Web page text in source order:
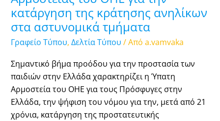
κατάργηση της κράτησης ανηλίκων
στα αστυνομικά τμήματα
Γραφείο Τύπου, Δελτία Τύπου / Από a.vamvaka
Σημαντικό βήμα προόδου για την προστασία των
παιδιών στην Ελλάδα χαρακτηρίζει η Ύπατη
Αρμοστεία του ΟΗΕ για τους Πρόσφυγες στην
Ελλάδα, την ψήφιση του νόμου για την, μετά από 21
χρόνια, κατάργηση της προστατευτικής
ανηλίκων
στα
αστυνομικά